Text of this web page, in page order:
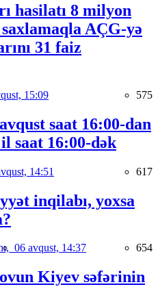
hasilatı 8 milyon
AÇG-yə
31 faiz
15:09 575
saat 16:00-dan
saat 16:00-dək
14:51 617
inqilabı, yoxsa
06 avqust, 14:37 654
Kiyev səfərinin